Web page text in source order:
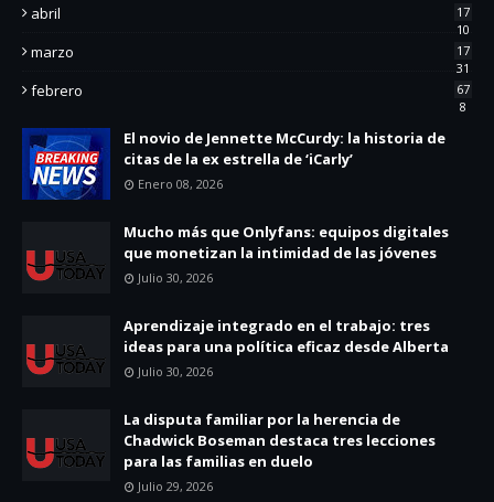
abril
17
10
marzo
17
31
febrero
67
8
El novio de Jennette McCurdy: la historia de
citas de la ex estrella de ‘iCarly’
Enero 08, 2026
Mucho más que Onlyfans: equipos digitales
que monetizan la intimidad de las jóvenes
Julio 30, 2026
Aprendizaje integrado en el trabajo: tres
ideas para una política eficaz desde Alberta
Julio 30, 2026
La disputa familiar por la herencia de
Chadwick Boseman destaca tres lecciones
para las familias en duelo
Julio 29, 2026